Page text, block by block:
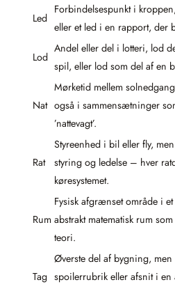
Led
Forbindelsespunkt i
eller et led i en rapport, der
Lod
Andel eller del i lotteri, lod
spil, eller lod som del af en
Nat
Mørketid mellem
også i sammensætninger
’nattevagt’.
Rat
Styreenhed i bil eller fly,
styring og ledelse – hver
køresystemet.
Rum
Fysisk afgrænset område i
abstrakt matematisk rum
teori.
Tag
Øverste del af bygning,
spoilerrubrik eller afsnit i en